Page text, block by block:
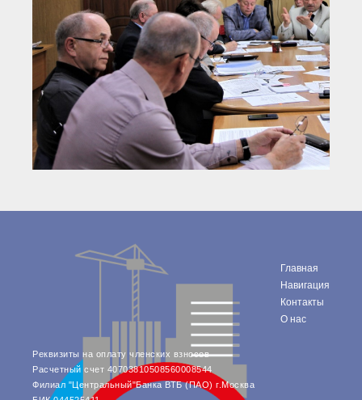
Реквизиты на оплату членских взносов
Расчетный счет 40703810508560008544
Филиал "Центральный"Банка ВТБ (ПАО) г.Москва
Главная
Навигация
Контакты
О нас